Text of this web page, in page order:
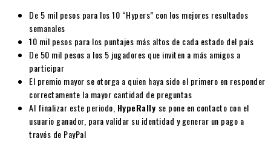
De 5 mil pesos para los 10 “Hypers” con los mejores resultados
semanales
10 mil pesos para los puntajes más altos de cada estado del país
De 50 mil pesos a los 5 jugadores que inviten a más amigos a
participar
El premio mayor se otorga a quien haya sido el primero en responder
correctamente la mayor cantidad de preguntas
Al finalizar este periodo, HypeRally se pone en contacto con el
usuario ganador, para validar su identidad y generar un pago a
través de PayPal